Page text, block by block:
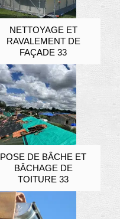
NETTOYAGE ET
RAVALEMENT DE
FAÇADE 33
POSE DE BÂCHE ET
BÂCHAGE DE
TOITURE 33